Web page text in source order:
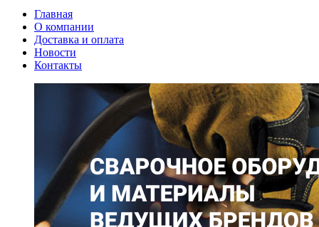
Главная
О компании
Доставка и оплата
Новости
Контакты